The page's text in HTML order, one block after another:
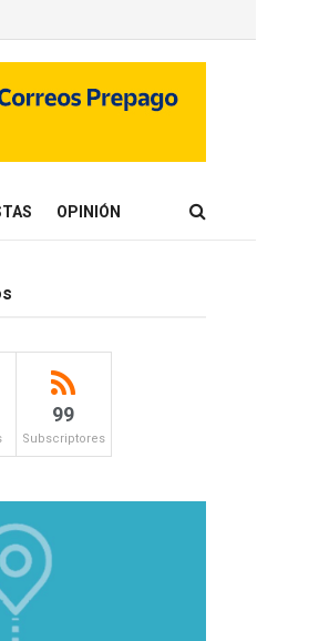
OPINIÓN
99
Subscriptores